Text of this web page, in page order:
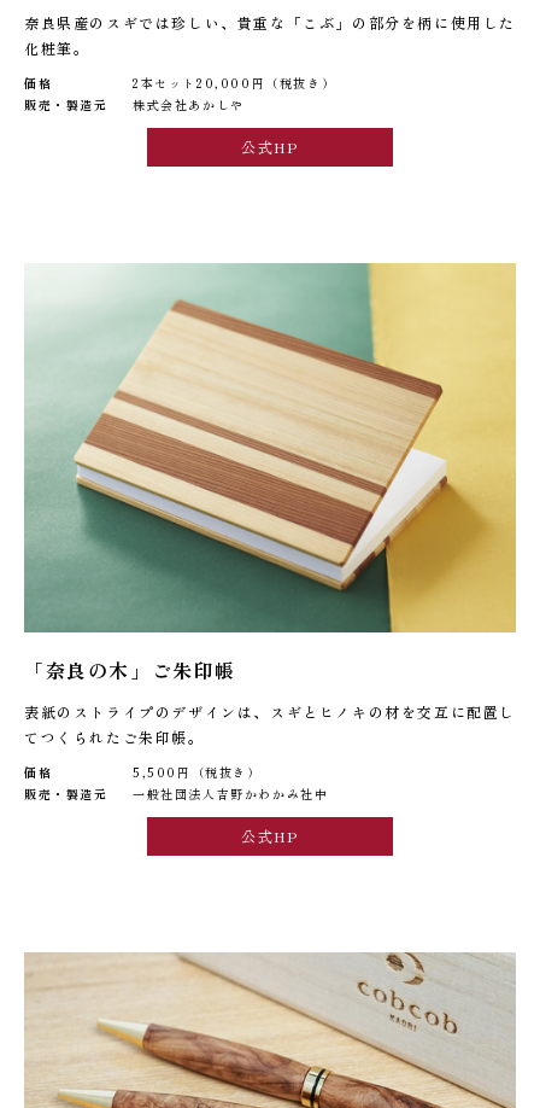
奈良県産のスギでは珍しい、貴重な「こぶ」の部分を柄に使用した
化粧筆。
価格
2本セット20,000円（税抜き）
販売・製造元
株式会社あかしや
公式HP
「奈良の木」ご朱印帳
表紙のストライプのデザインは、スギとヒノキの材を交互に配置し
てつくられたご朱印帳。
価格
5,500円（税抜き）
販売・製造元
一般社団法人吉野かわかみ社中
公式HP